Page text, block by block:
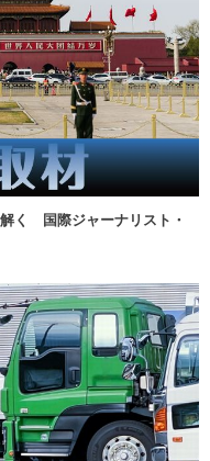
解く 国際ジャーナリスト・